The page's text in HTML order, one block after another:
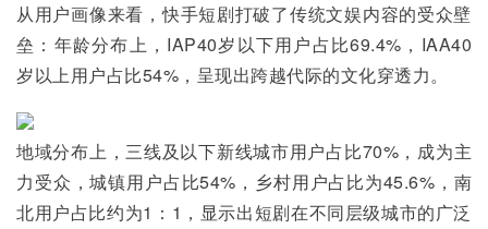
从用户画像来看，快手短剧打破了传统文娱内容的受众壁
垒：年龄分布上，IAP40岁以下用户占比69.4%，IAA40
岁以上用户占比54%，呈现出跨越代际的文化穿透力。
地域分布上，三线及以下新线城市用户占比70%，成为主
力受众，城镇用户占比54%，乡村用户占比为45.6%，南
北用户占比约为1：1，显示出短剧在不同层级城市的广泛